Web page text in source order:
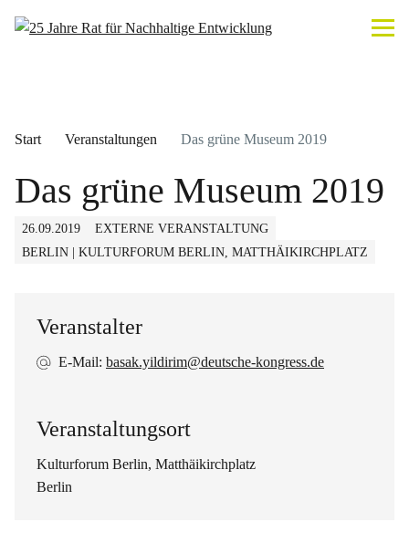
Start Veranstaltungen Das grüne Museum 2019
Das grüne Museum 2019
26.09.2019
EXTERNE VERANSTALTUNG
BERLIN | KULTURFORUM BERLIN, MATTHÄIKIRCHPLATZ
Veranstalter
E-Mail: basak.yildirim@deutsche-kongress.de
Veranstaltungsort
Kulturforum Berlin, Matthäikirchplatz
Berlin